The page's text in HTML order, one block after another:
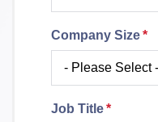
Company Size*
Job Title*